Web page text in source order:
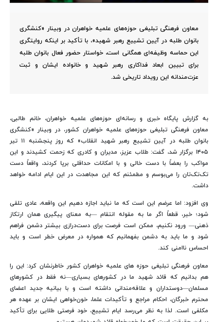
معاون فرهنگی تبلیغی حوزه‌های علمیه خواهران در وبینار «کنشگری
بانوان طلبه در آیین تشییع رهبر شهید»، با تأکید بر اینکه روایتگری
این حماسه وظیفه‌ای همگانی است، خواستار حضور فعال بانوان طلبه
برای تبیین ابعاد فداکاری رهبر شهید و خانواده ایشان و ثبت
عزت‌مندانه این رویداد تاریخی شد.
به گزارش پایگاه خبری و رسانه‌ای حوزه‌های علمیه خواهران، خانم طالبی،
معاون فرهنگی تبلیغی حوزه‌های علمیه خواهران کشور، در وبینار «کنشگری
بانوان طلبه در آیین تشییع رهبر شهید انقلاب» که روز پنجشنبه ۱۱ تیر
۱۴۰۵ برگزار شد، گفت: طلاب عزیز، مدیران و کادری که زحمت کشیدند و این
مواکب را بعضاً با دست خالی و با امکانات حداقلی برپا کردند، واقعاً دست
تک‌تک‌تان را می‌بوسم و مطمئنم که این مجاهدت در این ایام ادامه خواهد
داشت.
وی افزود: اما عرضم این است که ما نباید اجازه دهیم این واقعه، عادی تلقی
شود؛ خیر، قطعاً اگر ما به مقوله انتقام —به معنای پیگیری همان ارتکاز
ذهنی— ورود نکنیم، ممکن است فرصت برای دست‌درازی بیشتر دشمن فراهم
شود و ما باید به دشمن بفهمانیم که همواره در معرض خطر است و باید
احساس ناامنی کند.
معاون فرهنگی تبلیغی حوزه های علمیه خواهران کشور خاطرنشان کرد: این را
هم بدانیم که قائد شهید ما در کشورهای بسیاری—نه فقط در کشورهای
مسلمان—دوستداران و علاقه‌مندانی داشته است و با بیانیه جدید اعضای
محترم خبرگان، احکام مراجع و تأکیدات علما، خون‌خواهی ایشان بر عهده هر
مکلفی است. لذا به نظر می‌رسد ایام تشییع، خود فرصتی طلایی برای تأکید